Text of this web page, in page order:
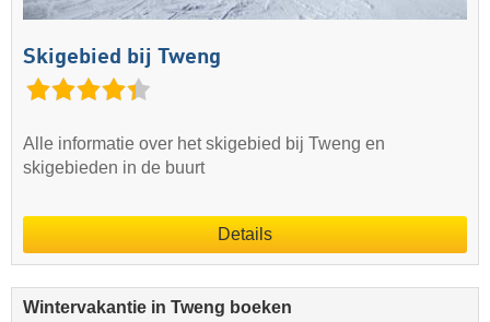
Skigebied bij Tweng
Alle informatie over het skigebied bij Tweng en
skigebieden in de buurt
Details
Wintervakantie in Tweng boeken